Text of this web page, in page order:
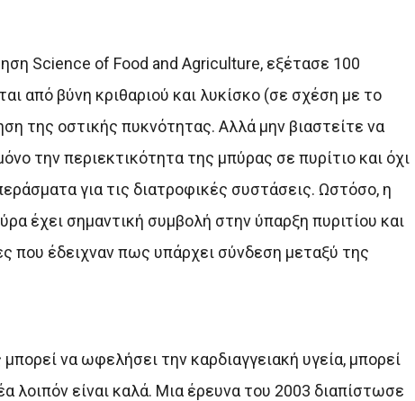
Science of Food and Agriculture, εξέτασε 100
από βύνη κριθαριού και λυκίσκο (σε σχέση με το
της οστικής πυκνότητας. Αλλά μην βιαστείτε να
την περιεκτικότητα της μπύρας σε πυρίτιο και όχι
για τις διατροφικές συστάσεις. Ωστόσο, η
έχει σημαντική συμβολή στην ύπαρξη πυριτίου και
που έδειχναν πως υπάρχει σύνδεση μεταξύ της
να ωφελήσει την καρδιαγγειακή υγεία, μπορεί
λοιπόν είναι καλά. Μια έρευνα του 2003 διαπίστωσε